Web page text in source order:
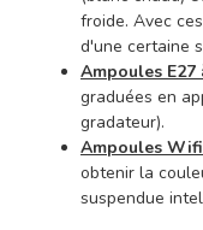
froide. Avec
d'une certaine
Ampoules
graduées en
gradateur).
Ampoules Wifi
obtenir la
suspendue